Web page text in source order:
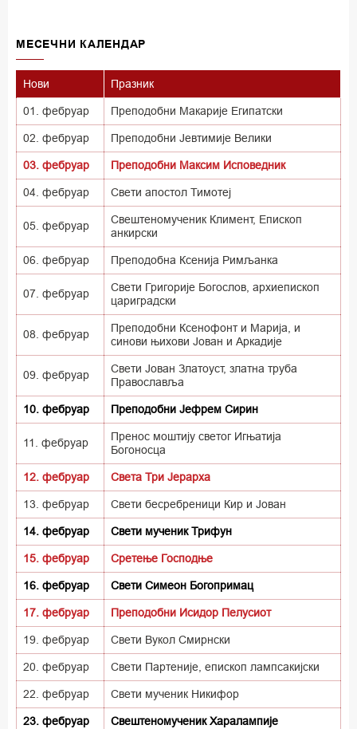
MECEЧНИ КАЛЕНДАР
Нови Празник
01. фебруар Преподобни Макарије Египатски
02. фебруар Преподобни Јевтимије Велики
03. фебруар Преподобни Максим Исповедник
04. фебруар Свети апостол Тимотеј
05. фебруар
Свештеномученик Климент, Eпископ
анкирски
06. фебруар Преподобна Ксенија Римљанка
07. фебруар
Свети Григорије Богослов, архиепископ
цариградски
08. фебруар
Преподобни Ксенофонт и Марија, и
синови њихови Јован и Аркадије
09. фебруар
Свети Јован Златоуст, златна труба
Православља
10. фебруар Преподобни Јефрем Сирин
11. фебруар
Пренос моштију светог Игњатија
Богоносца
12. фебруар Света Три Јерарха
13. фебруар Свети бесребреници Кир и Јован
14. фебруар Свети мученик Трифун
15. фебруар Сретење Господње
16. фебруар Свети Симеон Богопримац
17. фебруар Преподобни Исидор Пелусиот
19. фебруар Свети Вукол Смирнски
20. фебруар Свети Партеније, епископ лампсакијски
22. фебруар Свети мученик Никифор
23. фебруар Свештеномученик Харалампије